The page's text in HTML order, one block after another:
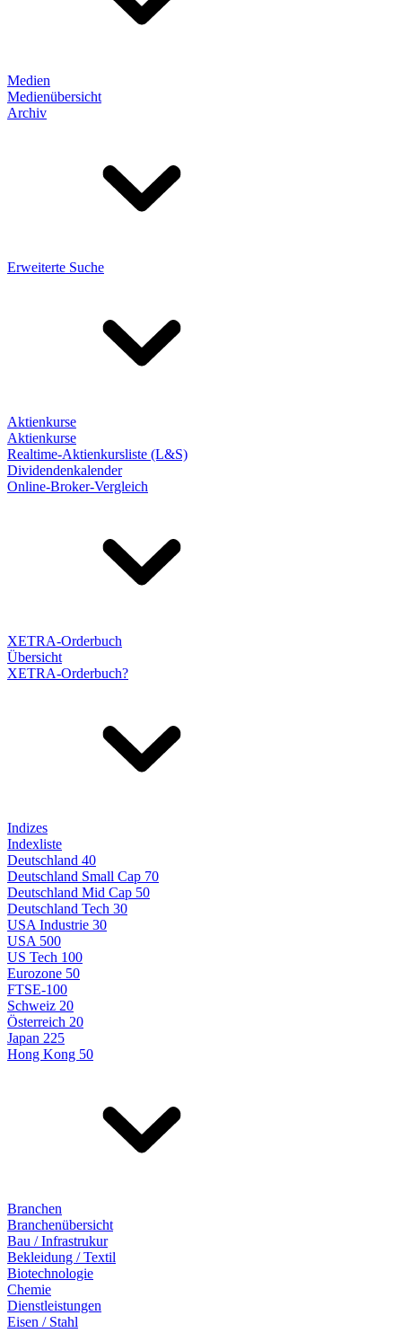
Medien
Medienübersicht
Archiv
Erweiterte Suche
Aktienkurse
Aktienkurse
Realtime-Aktienkursliste (L&S)
Dividendenkalender
Online-Broker-Vergleich
XETRA-Orderbuch
Übersicht
XETRA-Orderbuch?
Indizes
Indexliste
Deutschland 40
Deutschland Small Cap 70
Deutschland Mid Cap 50
Deutschland Tech 30
USA Industrie 30
USA 500
US Tech 100
Eurozone 50
FTSE-100
Schweiz 20
Österreich 20
Japan 225
Hong Kong 50
Branchen
Branchenübersicht
Bau / Infrastrukur
Bekleidung / Textil
Biotechnologie
Chemie
Dienstleistungen
Eisen / Stahl